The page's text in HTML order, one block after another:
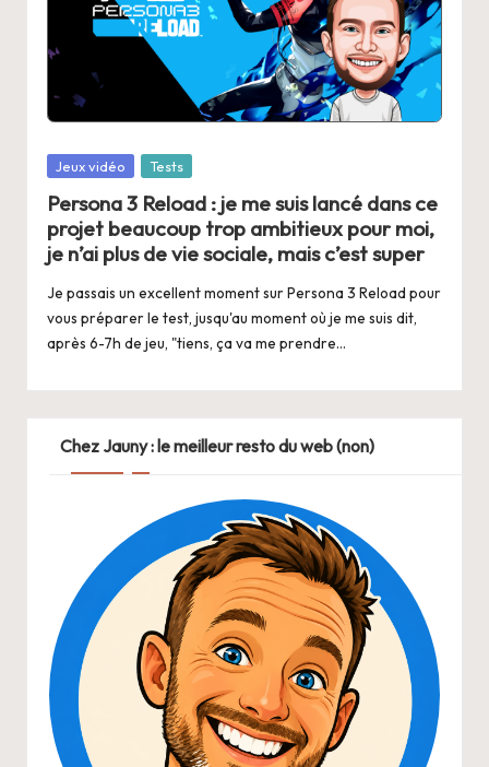
Posted
Jeux vidéo Tests
Persona 3 Reload : je me suis lancé dans ce
projet beaucoup trop ambitieux pour moi,
je n’ai plus de vie sociale, mais c’est super
Je passais un excellent moment sur Persona 3 Reload pour
vous préparer le test, jusqu'au moment où je me suis dit,
après 6-7h de jeu, "tiens, ça va me prendre…
Chez Jauny : le meilleur resto du web (non)